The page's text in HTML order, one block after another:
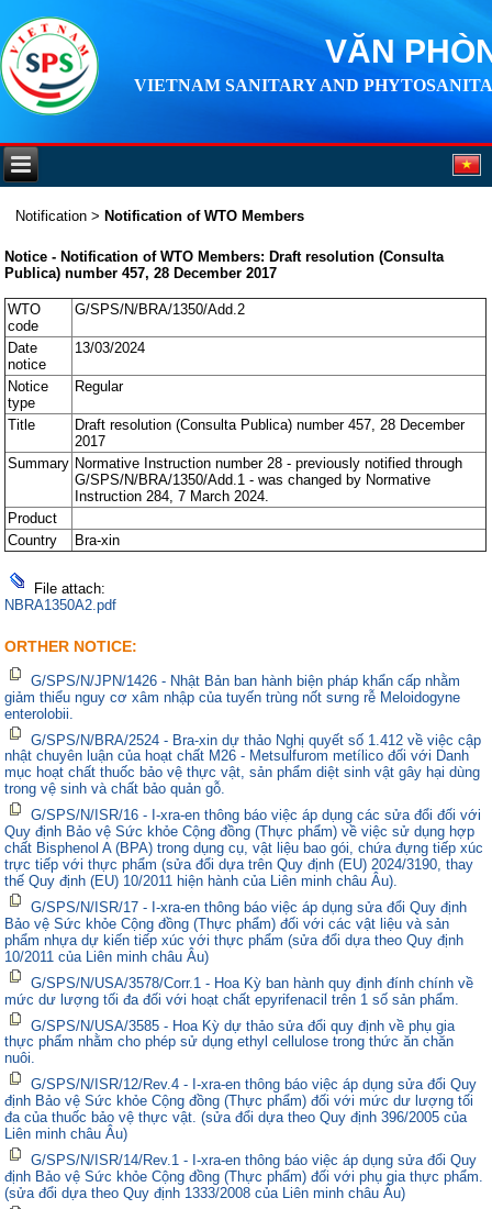
VĂN
VIETNAM SANITARY AND
Notification > Notification of WTO Members
Notice - Notification of WTO Members: Draft resolution (Consulta
Publica) number 457, 28 December 2017
WTO
code
G/SPS/N/BRA/1350/Add.2
Date
notice
13/03/2024
Notice
type
Regular
Title
Draft resolution (Consulta Publica) number 457, 28 December
2017
Summary Normative Instruction number 28 - previously notified through
G/SPS/N/BRA/1350/Add.1 - was changed by Normative
Instruction 284, 7 March 2024.
Product
Country
Bra-xin
File attach:
NBRA1350A2.pdf
ORTHER NOTICE:
G/SPS/N/JPN/1426 - Nhật Bản ban hành biện pháp khẩn cấp nhằm
giảm thiểu nguy cơ xâm nhập của tuyến trùng nốt sưng rễ Meloidogyne
enterolobii.
G/SPS/N/BRA/2524 - Bra-xin dự thảo Nghị quyết số 1.412 về việc cập
nhật chuyên luận của hoạt chất M26 - Metsulfurom metílico đối với Danh
mục hoạt chất thuốc bảo vệ thực vật, sản phẩm diệt sinh vật gây hại dùng
trong vệ sinh và chất bảo quản gỗ.
G/SPS/N/ISR/16 - I-xra-en thông báo việc áp dụng các sửa đổi đối với
Quy định Bảo vệ Sức khỏe Cộng đồng (Thực phẩm) về việc sử dụng hợp
chất Bisphenol A (BPA) trong dụng cụ, vật liệu bao gói, chứa đựng tiếp xúc
trực tiếp với thực phẩm (sửa đổi dựa trên Quy định (EU) 2024/3190, thay
thế Quy định (EU) 10/2011 hiện hành của Liên minh châu Âu).
G/SPS/N/ISR/17 - I-xra-en thông báo việc áp dụng sửa đổi Quy định
Bảo vệ Sức khỏe Cộng đồng (Thực phẩm) đối với các vật liệu và sản
phẩm nhựa dự kiến tiếp xúc với thực phẩm (sửa đổi dựa theo Quy định
10/2011 của Liên minh châu Âu)
G/SPS/N/USA/3578/Corr.1 - Hoa Kỳ ban hành quy định đính chính về
mức dư lượng tối đa đối với hoạt chất epyrifenacil trên 1 số sản phẩm.
G/SPS/N/USA/3585 - Hoa Kỳ dự thảo sửa đổi quy định về phụ gia
thực phẩm nhằm cho phép sử dụng ethyl cellulose trong thức ăn chăn
nuôi.
G/SPS/N/ISR/12/Rev.4 - I-xra-en thông báo việc áp dụng sửa đổi Quy
định Bảo vệ Sức khỏe Cộng đồng (Thực phẩm) đối với mức dư lượng tối
đa của thuốc bảo vệ thực vật. (sửa đổi dựa theo Quy định 396/2005 của
Liên minh châu Âu)
G/SPS/N/ISR/14/Rev.1 - I-xra-en thông báo việc áp dụng sửa đổi Quy
định Bảo vệ Sức khỏe Cộng đồng (Thực phẩm) đối với phụ gia thực phẩm.
(sửa đổi dựa theo Quy định 1333/2008 của Liên minh châu Âu)